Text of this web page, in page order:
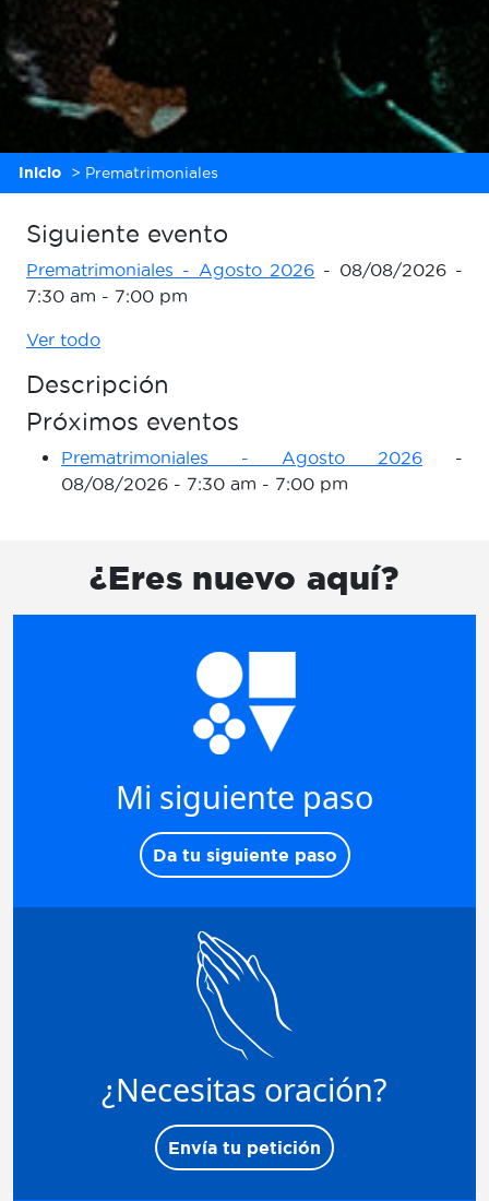
Inicio > Prematrimoniales
Siguiente evento
Prematrimoniales - Agosto 2026 - 08/08/2026 -
7:30 am - 7:00 pm
Ver todo
Descripción
Próximos eventos
Prematrimoniales - Agosto 2026 -
08/08/2026 - 7:30 am - 7:00 pm
¿Eres nuevo aquí?
Mi siguiente paso
Da tu siguiente paso
¿Necesitas oración?
Envía tu petición